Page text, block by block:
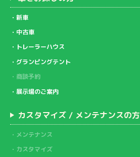
新車
中古車
トレーラーハウス
グランピングテント
商談予約
展示場のご案内
カスタマイズ / メンテナンスの方
メンテナンス
カスタマイズ